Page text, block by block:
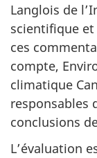
Langlois de
scientifique et
ces
compte,
climatique
responsables
conclusions
L’évaluation